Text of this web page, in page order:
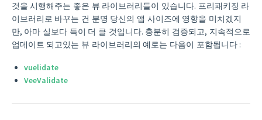
것을 시행해주는 좋은 뷰 라이브러리들이 있습니다. 프리패키징 라
이브러리로 바꾸는 건 분명 당신의 앱 사이즈에 영향을 미치겠지
만, 아마 실보다 득이 더 클 것입니다. 충분히 검증되고, 지속적으로
업데이트 되고있는 뷰 라이브러리의 예로는 다음이 포함됩니다 :
vuelidate
VeeValidate